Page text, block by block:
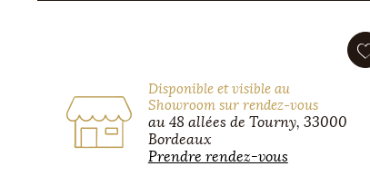
Disponible et visible au
Showroom sur rendez-vous
au 48 allées de Tourny, 33000
Bordeaux
Prendre rendez-vous